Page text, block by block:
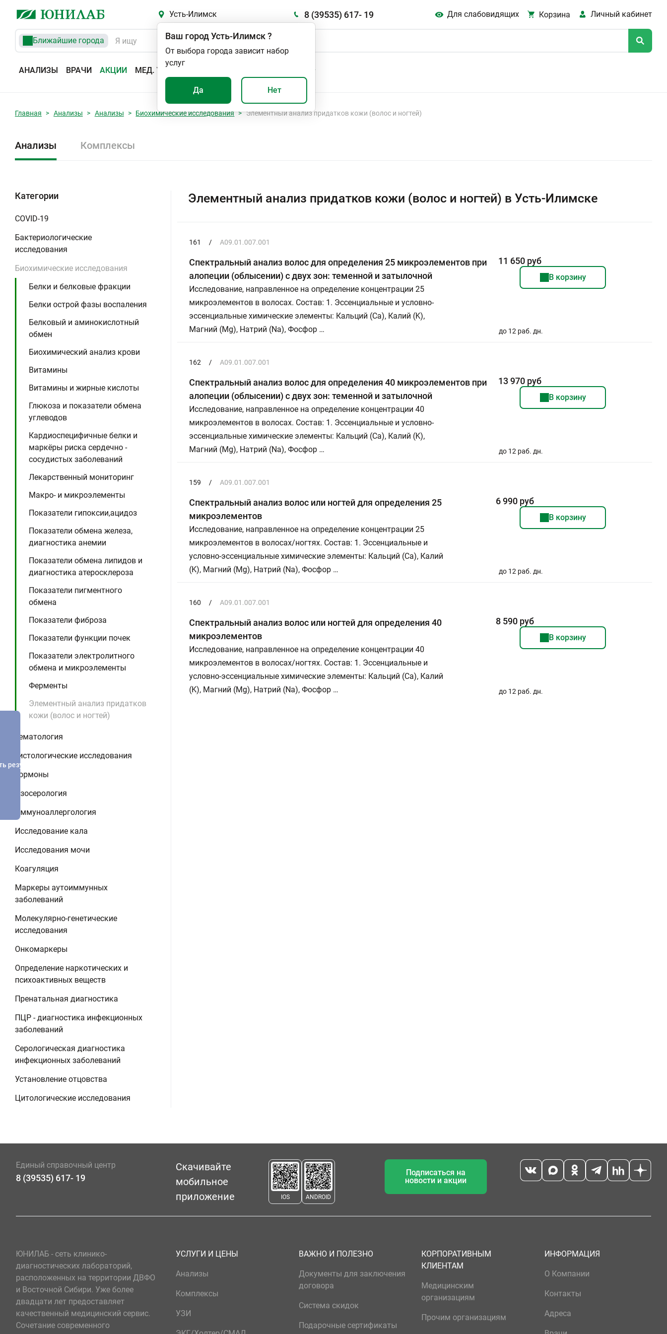
Усть-Илимск 8 (39535) 617- 19 Для слабовидящих Корзина Личный кабинет
Ближайшие города
АНАЛИЗЫ ВРАЧИ АКЦИИ МЕД. УСЛУГИ
Ваш городУсть-Илимск?
От выбора города зависит набор
услуг
Да Нет
Главная Анализы Анализы Биохимические исследования Элементный анализ придатков кожи (волос и ногтей)
Анализы Комплексы
Категории
COVID-19
Бактериологические
исследования
Биохимические исследования
Белки и белковые фракции
Белки острой фазы воспаления
Белковый и аминокислотный
обмен
Биохимический анализ крови
Витамины
Витамины и жирные кислоты
Глюкоза и показатели обмена
углеводов
Кардиоспецифичные белки и
маркёры риска сердечно -
сосудистых заболеваний
Лекарственный мониторинг
Макро- и микроэлементы
Показатели гипоксии,ацидоз
Показатели обмена железа,
диагностика анемии
Показатели обмена липидов и
диагностика атеросклероза
Показатели пигментного
обмена
Показатели фиброза
Показатели функции почек
Показатели электролитного
обмена и микроэлементы
Ферменты
Элементный анализ придатков
кожи (волос и ногтей)
Гематология
Гистологические исследования
Гормоны
Изосерология
Иммуноаллергология
Исследование кала
Исследования мочи
Коагуляция
Маркеры аутоиммунных
заболеваний
Молекулярно-генетические
исследования
Онкомаркеры
Определение наркотических и
психоактивных веществ
Пренатальная диагностика
ПЦР - диагностика инфекционных
заболеваний
Серологическая диагностика
инфекционных заболеваний
Установление отцовства
Цитологические исследования
Элементный анализ придатков кожи (волос и ногтей) в Усть-Илимске
161 / A09.01.007.001
Спектральный анализ волос для определения 25 микроэлементов при
алопеции (облысении) с двух зон: теменной и затылочной
Исследование, направленное на определение концентрации 25
микроэлементов в волосах. Состав: 1. Эссенциальные и условно-
эссенциальные химические элементы: Кальций (Ca), Калий (K),
Магний (Mg), Натрий (Na), Фосфор …
11 650 руб
В корзину
до 12 раб. дн.
162 / A09.01.007.001
Спектральный анализ волос для определения 40 микроэлементов при
алопеции (облысении) с двух зон: теменной и затылочной
Исследование, направленное на определение концентрации 40
микроэлементов в волосах. Состав: 1. Эссенциальные и условно-
эссенциальные химические элементы: Кальций (Ca), Калий (K),
Магний (Mg), Натрий (Na), Фосфор …
13 970 руб
В корзину
до 12 раб. дн.
159 / A09.01.007.001
Спектральный анализ волос или ногтей для определения 25
микроэлементов
Исследование, направленное на определение концентрации 25
микроэлементов в волосах/ногтях. Состав: 1. Эссенциальные и
условно-эссенциальные химические элементы: Кальций (Ca), Калий
(K), Магний (Mg), Натрий (Na), Фосфор …
6 990 руб
В корзину
до 12 раб. дн.
160 / A09.01.007.001
Спектральный анализ волос или ногтей для определения 40
микроэлементов
Исследование, направленное на определение концентрации 40
микроэлементов в волосах/ногтях. Состав: 1. Эссенциальные и
условно-эссенциальные химические элементы: Кальций (Ca), Калий
(K), Магний (Mg), Натрий (Na), Фосфор …
8 590 руб
В корзину
до 12 раб. дн.
результатов
Единый справочный центр
8 (39535) 617- 19
Скачивайте
мобильное
приложение
IOS ANDROID
Подписаться на
новости и акции
ЮНИЛАБ - сеть клинико-
диагностических лабораторий,
расположенных на территории ДВФО
и Восточной Сибири. Уже более
двадцати лет предоставляет
качественный медицинский сервис.
Сочетание современного
УСЛУГИ И ЦЕНЫ
Анализы
Комплексы
УЗИ
ВАЖНО И ПОЛЕЗНО
Документы для заключения
договора
Система скидок
Подарочные сертификаты
КОРПОРАТИВНЫМ
КЛИЕНТАМ
Медицинским
организациям
Прочим организациям
ИНФОРМАЦИЯ
О Компании
Контакты
Адреса